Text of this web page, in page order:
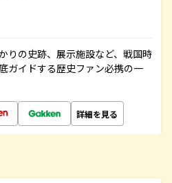
りの史跡、展示施設など、戦国時
ガイドする歴史ファン必携の一
詳細を見る